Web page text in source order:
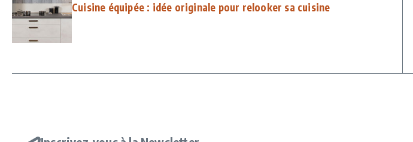
Cuisine équipée : idée originale pour relooker sa cuisine